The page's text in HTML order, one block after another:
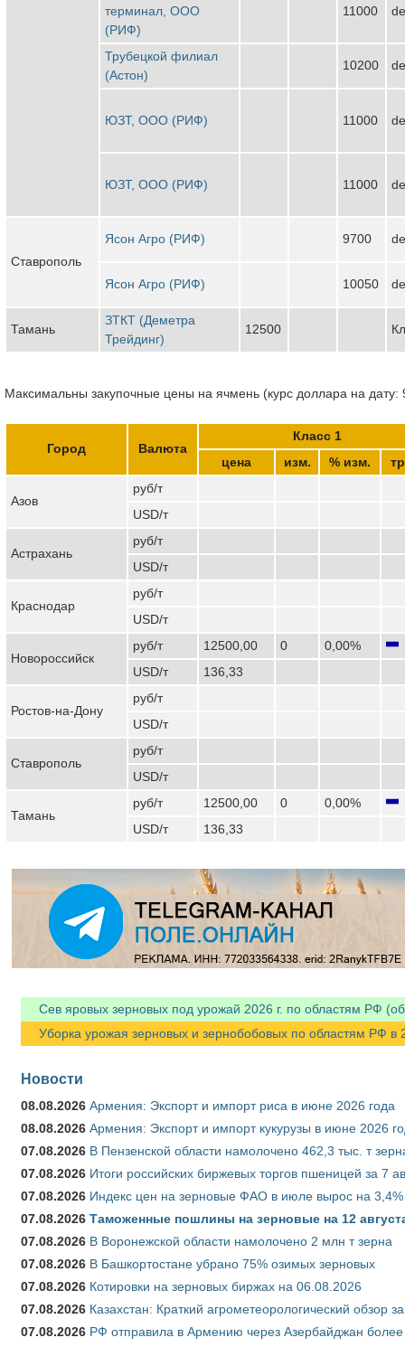
терминал, ООО
(РИФ)
11000
Трубецкой филиал
(Астон)
10200
ЮЗТ, ООО (РИФ) 11000
ЮЗТ, ООО (РИФ) 11000
Ставрополь
Ясон Агро (РИФ) 9700
Ясон Агро (РИФ) 10050
Тамань
ЗТКТ (Деметра
Трейдинг)
12500
Максимальны закупочные цены на ячмень (курс доллара на дату:
Город Валюта
Класс 1
цена
изм. % изм.
Азов
руб/т
USD/т
Астрахань
руб/т
USD/т
Краснодар
руб/т
USD/т
Новороссийск
руб/т 12500,00 0
0,00%
USD/т
136,33
Ростов-на-Дону
руб/т
USD/т
Ставрополь
руб/т
USD/т
Тамань
руб/т 12500,00 0
0,00%
USD/т
136,33
Сев яровых зерновых под урожай 2026 г. по областям РФ
Уборка урожая зерновых и зернобобовых по областям РФ в
Новости
08.08.2026 Армения: Экспорт и импорт риса в июне 2026 года
08.08.2026 Армения: Экспорт и импорт кукурузы в июне 2026
07.08.2026 В Пензенской области намолочено 462,3 тыс. т
07.08.2026 Итоги российских биржевых торгов пшеницей за 7
07.08.2026 Индекс цен на зерновые ФАО в июле вырос на 3,4%
07.08.2026 Таможенные пошлины на зерновые на 12
07.08.2026 В Воронежской области намолочено 2 млн т зерна
07.08.2026 В Башкортостане убрано 75% озимых зерновых
07.08.2026 Котировки на зерновых биржах на 06.08.2026
07.08.2026 Казахстан: Краткий агрометеорологический обзор
07.08.2026 РФ отправила в Армению через Азербайджан более